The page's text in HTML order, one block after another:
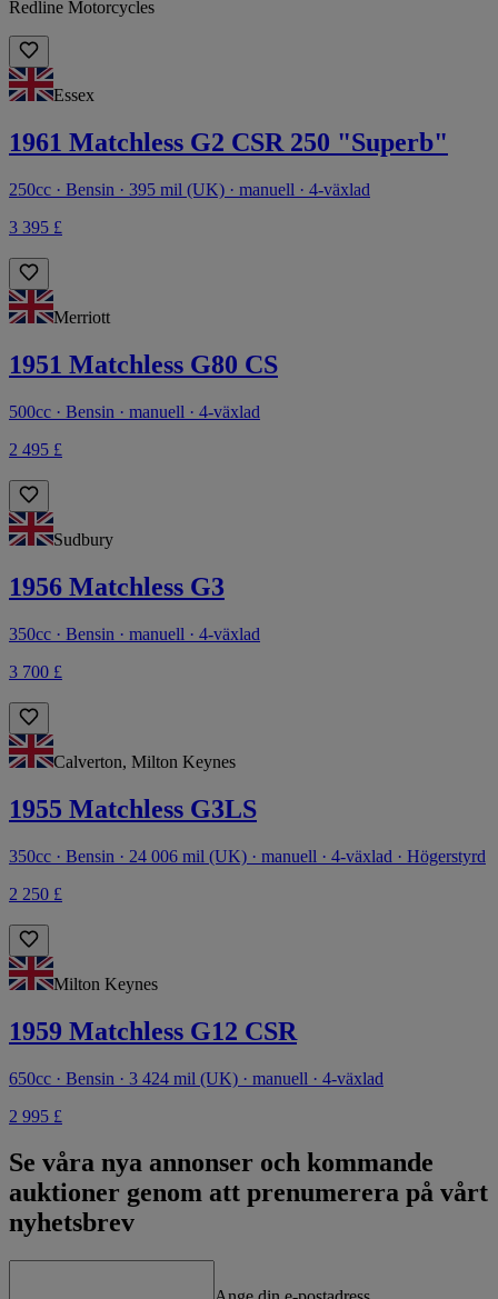
Redline Motorcycles
Essex
1961 Matchless G2 CSR 250 "Superb"
250cc · Bensin · 395 mil (UK) · manuell · 4-växlad
3 395 £
Merriott
1951 Matchless G80 CS
500cc · Bensin · manuell · 4-växlad
2 495 £
Sudbury
1956 Matchless G3
350cc · Bensin · manuell · 4-växlad
3 700 £
Calverton, Milton Keynes
1955 Matchless G3LS
350cc · Bensin · 24 006 mil (UK) · manuell · 4-växlad · Högerstyrd
2 250 £
Milton Keynes
1959 Matchless G12 CSR
650cc · Bensin · 3 424 mil (UK) · manuell · 4-växlad
2 995 £
Se våra nya annonser och kommande
auktioner genom att prenumerera på vårt
nyhetsbrev